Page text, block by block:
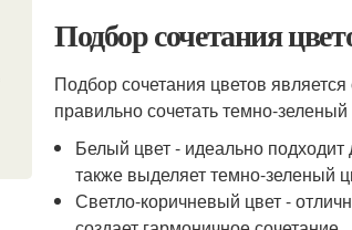
Подбор сочетания
Подбор сочетания цветов
правильно сочетать темно-
Белый цвет - идеально
также выделяет темно-зеленый
Светло-коричневый цвет -